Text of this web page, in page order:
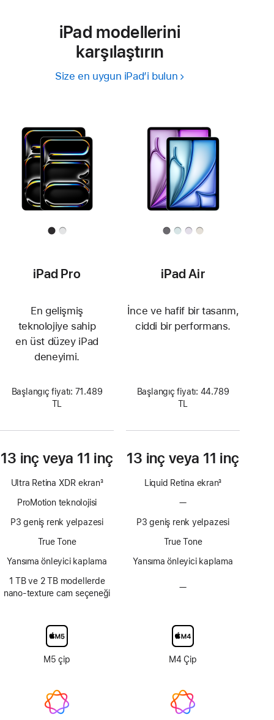
iPad modellerini
karşılaştırın
Size en uygun iPad’i bulun
iPad Pro
En gelişmiş
teknolojiye sahip
en üst düzey iPad
deneyimi.
Başlangıç fiyatı: 71.489
TL
13 inç veya 11 inç
Ultra Retina XDR ekran3
ProMotion teknolojisi
P3 geniş renk yelpazesi
True Tone
Yansıma önleyici kaplama
1 TB ve 2 TB modellerde
nano‑texture cam seçeneği
M5 çip
iPad Air
İnce ve hafif bir tasarım,
ciddi bir performans.
Başlangıç fiyatı: 44.789
TL
13 inç veya 11 inç
Liquid Retina ekran3
—ProMotion
yok
P3 geniş renk yelpazesi
True Tone
Yansıma önleyici kaplama
—Nano-
camı
yok
M4 Çip